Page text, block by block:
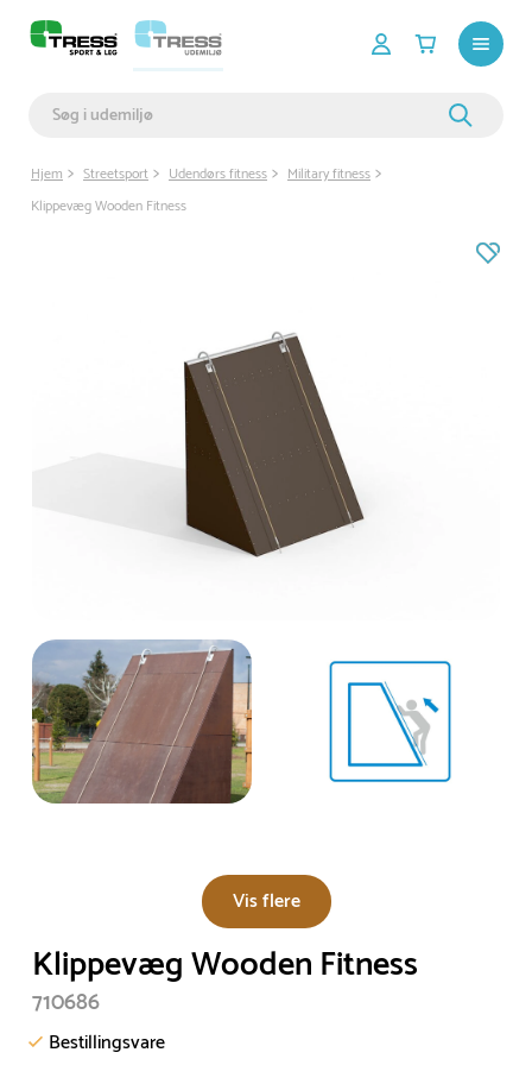
Hjem Streetsport Udendørs fitness
Military fitness
Klippevæg Wooden Fitness
Vis flere
Klippevæg Wooden Fitness
710686
Bestillingsvare